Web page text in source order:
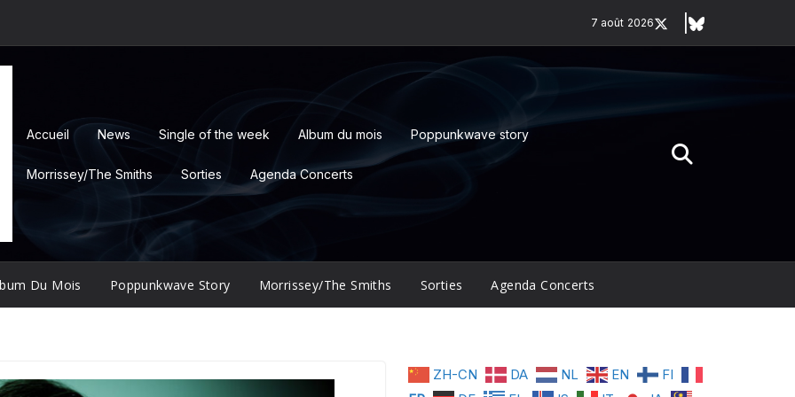
7 août 2026
Accueil News Single of the week Album du mois Poppunkwave story
Morrissey/The Smiths Sorties Agenda Concerts
Du Mois Poppunkwave Story Morrissey/The Smiths Sorties Agenda Concerts
ZH-CN DA NL EN
FI